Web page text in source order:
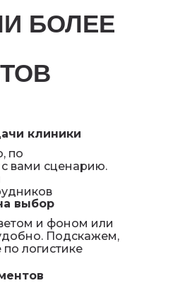
БОЛЕЕ
по
вами сценарию.
клиники
выбор
и фоном или
Подскажем,
логистике